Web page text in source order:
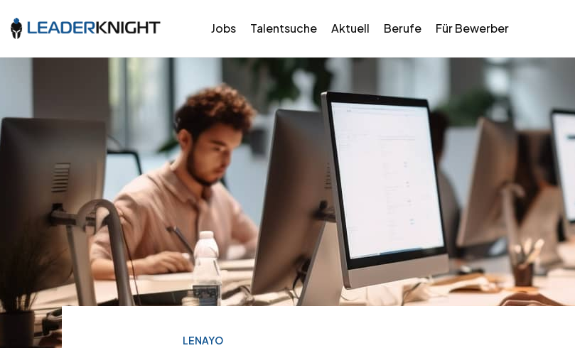
Jobs Talentsuche Aktuell Berufe Für Bewerber
LENAYO